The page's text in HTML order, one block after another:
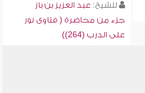
للشيخ: عبد العزيز بن باز
جزء من محاضرة ( فتاوى نور
على الدرب (264))